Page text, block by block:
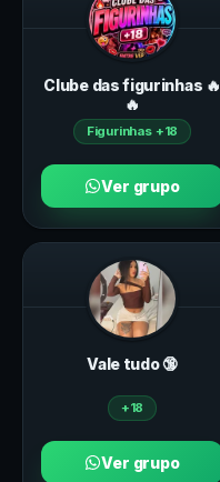
Clube das figurinhas 🔥
🔥
Figurinhas +18
Ver grupo
Vale tudo 🔞
+18
Ver grupo